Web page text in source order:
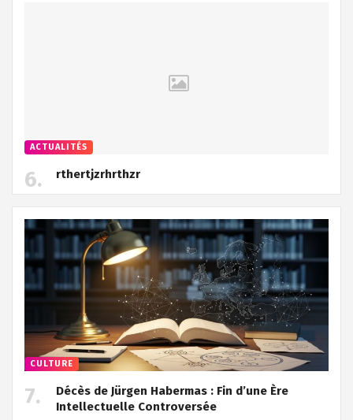
ACTUALITÉS
rthertjzrhrthzr
CULTURE
Décès de Jürgen Habermas : Fin d’une Ère
Intellectuelle Controversée